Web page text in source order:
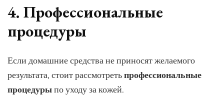
4. Профессиональные
процедуры
Если домашние средства не приносят желаемого
результата, стоит рассмотретьпрофессиональные
процедурыпо уходу за кожей.